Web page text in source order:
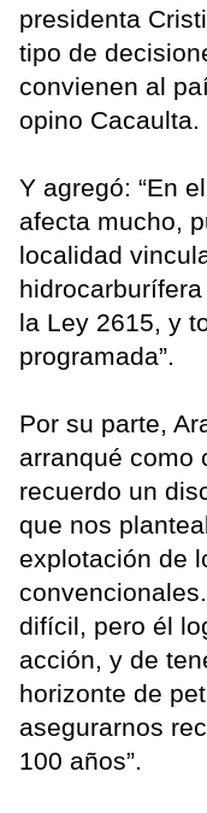
presidenta
tipo de
convienen al
opino Cacaulta.
Y agregó: “En
afecta mucho,
localidad
la Ley 2615, y
programada”.
Por su parte,
arranqué como
recuerdo un
que nos
explotación de
difícil, pero él
acción, y de
horizonte de
asegurarnos
100 años”.